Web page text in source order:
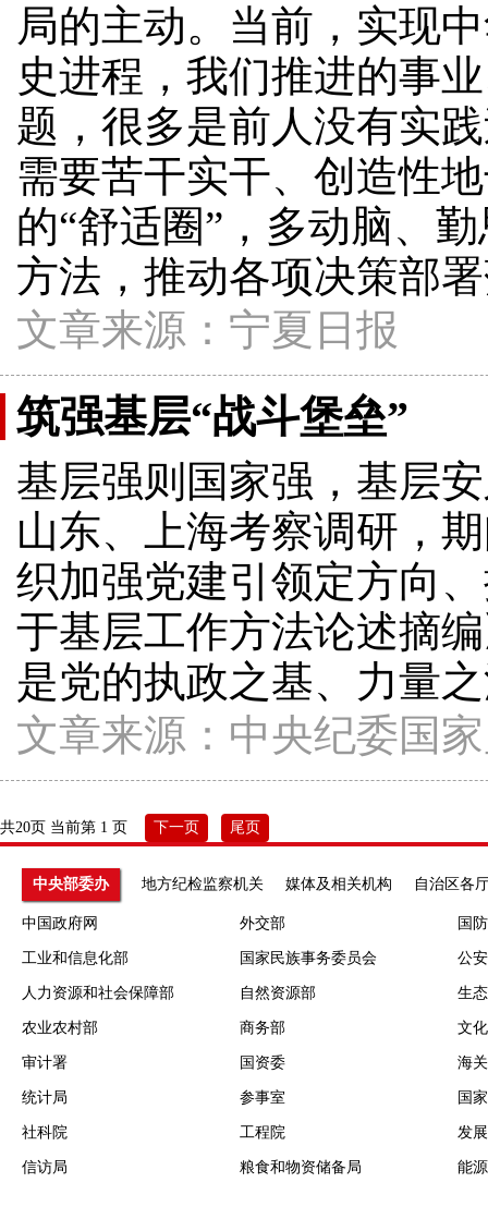
局的主动。当前，实现
史进程，我们推进的事
题，很多是前人没有实
需要苦干实干、创造性
的“舒适圈”，多动脑、
方法，推动各项决策部
文章来源：宁夏日报
筑强基层“战斗堡垒”
基层强则国家强，基层
山东、上海考察调研，
织加强党建引领定方向
于基层工作方法论述摘
是党的执政之基、力量
文章来源：中央纪委国
共20页 当前第 1 页 下一页 尾页
中央部委办 地方纪检监察机关 媒体及相关机构 自治区各
中国政府网 外交部 国
工业和信息化部 国家民族事务委员会 公
人力资源和社会保障部 自然资源部 生
农业农村部 商务部 文
审计署 国资委 海
统计局 参事室 国
社科院 工程院 发
信访局 粮食和物资储备局 能